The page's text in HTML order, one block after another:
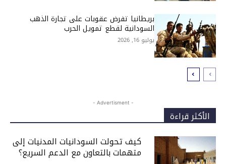
بريطانيا تفرض عقوبات على تجارة الذهب
السودانية لقطع تمويل الحرب
يوليو 16, 2026
- Advertisment -
الأكثر قراءة
كيف تحولت السودانيات المدنيات إلى
متهمات بالتعاون مع الدعم السريع؟